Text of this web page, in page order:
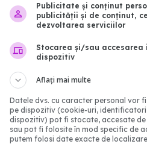
Sănătății activează
caniculă. Măsuri
spitale și recomandări
Publicitate și conținut
publicității și de conținut,
dezvoltarea serviciilor
Stocarea și/sau accesarea
dispozitiv
Aflați mai multe
Datele dvs. cu caracter personal vor
pe dispozitiv (cookie-uri,
dispozitiv) pot fi stocate, accesate
sau pot fi folosite în mod specific de
putem folosi date exacte de